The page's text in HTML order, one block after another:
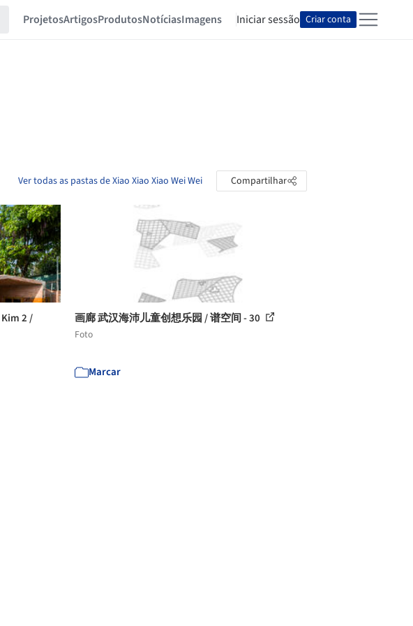
ProjetosArtigosProdutosNotíciasImagens Iniciar sessão Criar conta
Ver todas as pastas de Xiao Xiao Xiao Wei Wei Compartilhar
2 /
画廊 武汉海沛儿童创想乐园 / 谱空间 - 30
Foto
Marcar